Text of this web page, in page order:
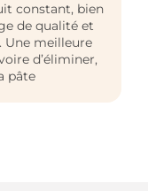
constant, bien
de qualité et
Une meilleure
d’éliminer,
pâte